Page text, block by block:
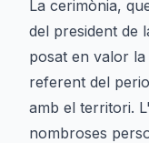
La cerimònia,
del president de
posat en valor
referent del
amb el territori.
nombroses